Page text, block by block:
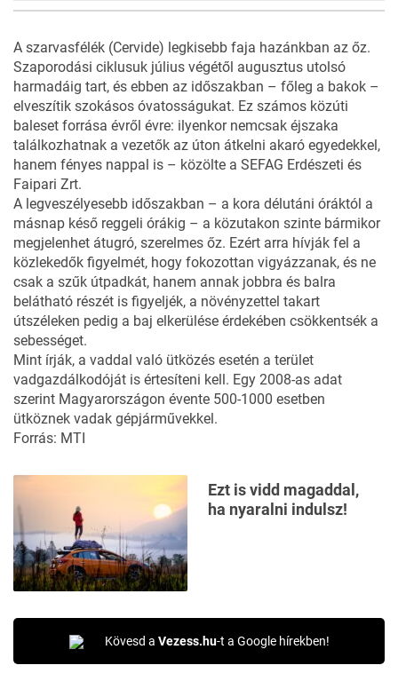
A szarvasfélék (Cervide) legkisebb faja hazánkban az őz.
Szaporodási ciklusuk július végétől augusztus utolsó
harmadáig tart, és ebben az időszakban – főleg a bakok –
elveszítik szokásos óvatosságukat. Ez számos közúti
baleset forrása évről évre: ilyenkor nemcsak éjszaka
találkozhatnak a vezetők az úton átkelni akaró egyedekkel,
hanem fényes nappal is – közölte a SEFAG Erdészeti és
Faipari Zrt.
A legveszélyesebb időszakban – a kora délutáni óráktól a
másnap késő reggeli órákig – a közutakon szinte bármikor
megjelenhet átugró, szerelmes őz. Ezért arra hívják fel a
közlekedők figyelmét, hogy fokozottan vigyázzanak, és ne
csak a szűk útpadkát, hanem annak jobbra és balra
belátható részét is figyeljék, a növényzettel takart
útszéleken pedig a baj elkerülése érdekében csökkentsék a
sebességet.
Mint írják, a vaddal való ütközés esetén a terület
vadgazdálkodóját is értesíteni kell. Egy 2008-as adat
szerint Magyarországon évente 500-1000 esetben
ütköznek vadak gépjárművekkel.
Forrás: MTI
Ezt is vidd magaddal,
ha nyaralni indulsz!
Kövesd a Vezess.hu-t a Google hírekben!